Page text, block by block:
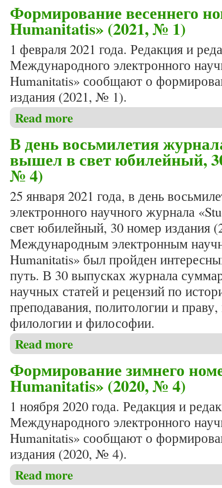
Формирование весеннего
Humanitatis» (2021, № 1)
1 февраля 2021 года. Редакция и
Международного электронного
Humanitatis» сообщают о
издания (2021, № 1).
Read more
В день восьмилетия
вышел в свет юбилейный,
№ 4)
25 января 2021 года, в день
электронного научного журнала
свет юбилейный, 30 номер издания
Международным электронным
Humanitatis» был пройден
путь. В 30 выпусках журнала
научных статей и рецензий по
преподавания, политологии и
филологии и философии.
Read more
Формирование зимнего
Humanitatis» (2020, № 4)
1 ноября 2020 года. Редакция и
Международного электронного
Humanitatis» сообщают о
издания (2020, № 4).
Read more